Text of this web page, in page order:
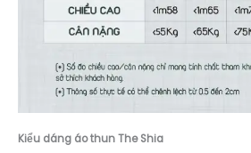
Kiểu dáng áo thun The Shia